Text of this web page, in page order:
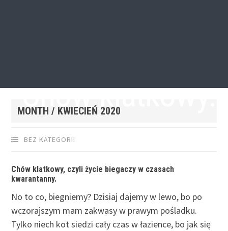
MONTH / KWIECIEŃ 2020
Chów klatkowy.
BEZ KATEGORII
Chów klatkowy, czyli życie biegaczy w czasach
kwarantanny.
No to co, biegniemy? Dzisiaj dajemy w lewo, bo po
wczorajszym mam zakwasy w prawym pośladku.
Tylko niech kot siedzi cały czas w łazience, bo jak się